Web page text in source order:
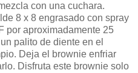
con una cuchara.
8 x 8 engrasado con spray
por aproximadamente 25
palito de diente en el
Deja el brownie enfriar
Disfruta este brownie solo